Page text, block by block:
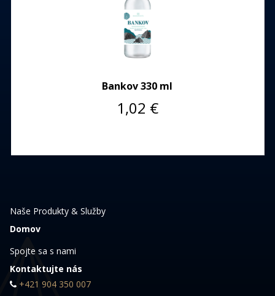
Bankov 330 ml
1,02 €
Naše Produkty & Služby
Domov
Spojte sa s nami
Kontaktujte nás
+421 904 350 007